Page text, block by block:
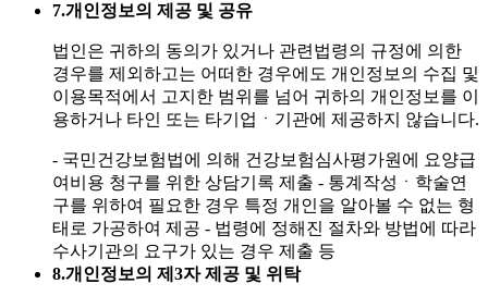
7.개인정보의 제공 및 공유
법인은 귀하의 동의가 있거나 관련법령의 규정에 의한
경우를 제외하고는 어떠한 경우에도 개인정보의 수집 및
이용목적에서 고지한 범위를 넘어 귀하의 개인정보를 이
용하거나 타인 또는 타기업ㆍ기관에 제공하지 않습니다.
- 국민건강보험법에 의해 건강보험심사평가원에 요양급
여비용 청구를 위한 상담기록 제출 - 통계작성ㆍ학술연
구를 위하여 필요한 경우 특정 개인을 알아볼 수 없는 형
태로 가공하여 제공 - 법령에 정해진 절차와 방법에 따라
수사기관의 요구가 있는 경우 제출 등
8.개인정보의 제3자 제공 및 위탁